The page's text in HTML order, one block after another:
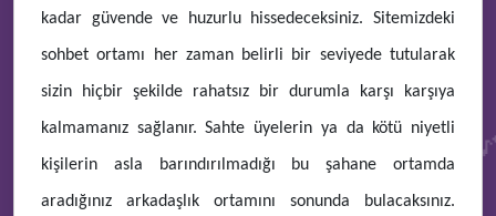
kadar güvende ve huzurlu hissedeceksiniz. Sitemizdeki
sohbet ortamı her zaman belirli bir seviyede tutularak
sizin hiçbir şekilde rahatsız bir durumla karşı karşıya
kalmamanız sağlanır. Sahte üyelerin ya da kötü niyetli
kişilerin asla barındırılmadığı bu şahane ortamda
aradığınız arkadaşlık ortamını sonunda bulacaksınız.